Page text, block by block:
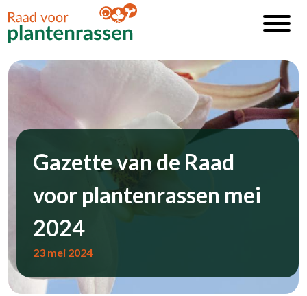
Gazette van de Raad
voor plantenrassen mei
2024
23 mei 2024